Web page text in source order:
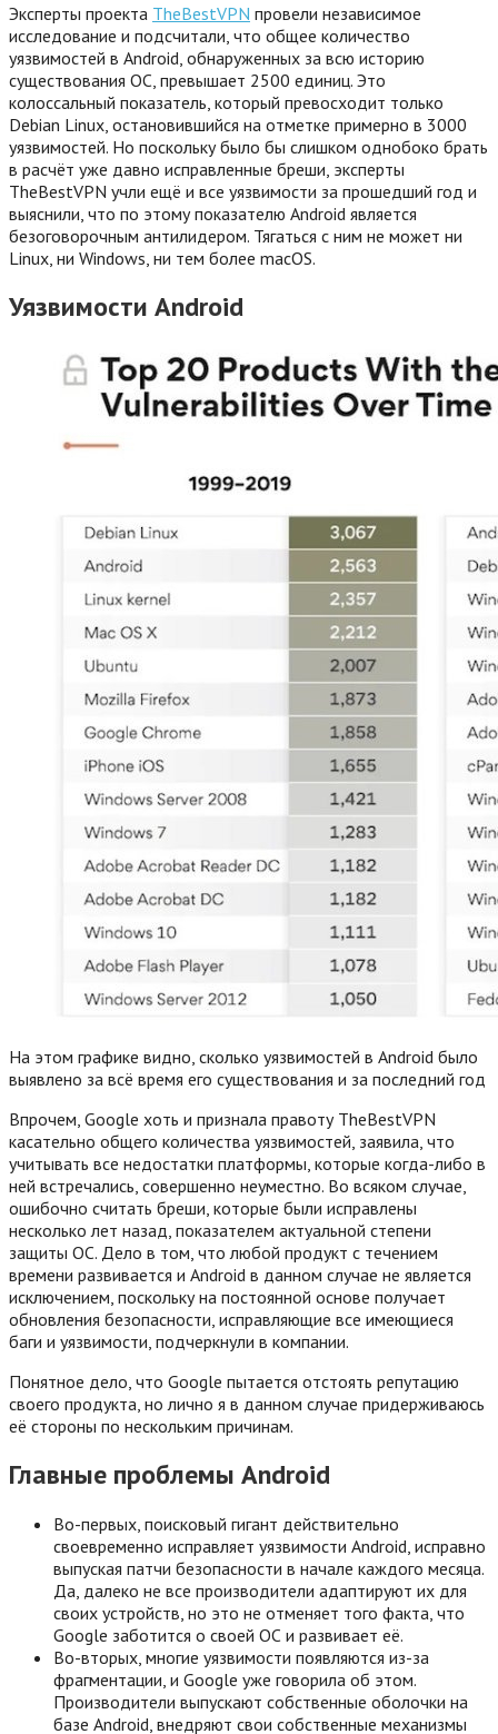
Эксперты проекта TheBestVPN провели независимое
исследование и подсчитали, что общее количество
уязвимостей в Android, обнаруженных за всю историю
существования ОС, превышает 2500 единиц. Это
колоссальный показатель, который превосходит только
Debian Linux, остановившийся на отметке примерно в 3000
уязвимостей. Но поскольку было бы слишком однобоко брать
в расчёт уже давно исправленные бреши, эксперты
TheBestVPN учли ещё и все уязвимости за прошедший год и
выяснили, что по этому показателю Android является
безоговорочным антилидером. Тягаться с ним не может ни
Linux, ни Windows, ни тем более macOS.
Уязвимости Android
На этом графике видно, сколько уязвимостей в Android было
выявлено за всё время его существования и за последний год
Впрочем, Google хоть и признала правоту TheBestVPN
касательно общего количества уязвимостей, заявила, что
учитывать все недостатки платформы, которые когда-либо в
ней встречались, совершенно неуместно. Во всяком случае,
ошибочно считать бреши, которые были исправлены
несколько лет назад, показателем актуальной степени
защиты ОС. Дело в том, что любой продукт с течением
времени развивается и Android в данном случае не является
исключением, поскольку на постоянной основе получает
обновления безопасности, исправляющие все имеющиеся
баги и уязвимости, подчеркнули в компании.
Понятное дело, что Google пытается отстоять репутацию
своего продукта, но лично я в данном случае придерживаюсь
её стороны по нескольким причинам.
Главные проблемы Android
Во-первых, поисковый гигант действительно
своевременно исправляет уязвимости Android, исправно
выпуская патчи безопасности в начале каждого месяца.
Да, далеко не все производители адаптируют их для
своих устройств, но это не отменяет того факта, что
Google заботится о своей ОС и развивает её.
Во-вторых, многие уязвимости появляются из-за
фрагментации, и Google уже говорила об этом.
Производители выпускают собственные оболочки на
базе Android, внедряют свои собственные механизмы